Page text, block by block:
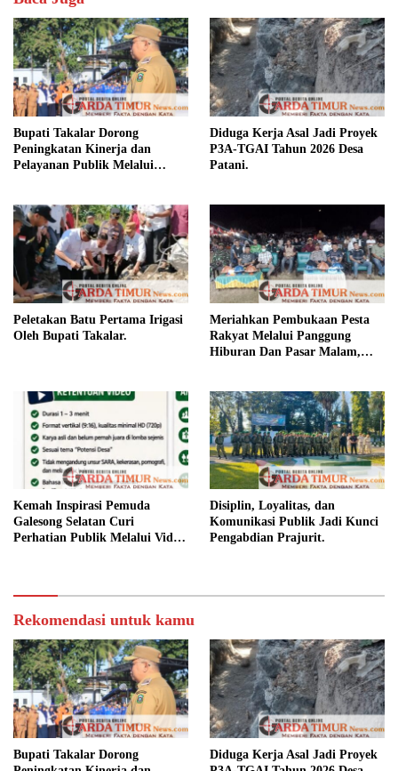
Bupati Takalar Dorong
Peningkatan Kinerja dan
Pelayanan Publik Melalui
Diduga Kerja Asal Jadi Proyek
P3A-TGAI Tahun 2026 Desa
Patani.
Peletakan Batu Pertama Irigasi
Oleh Bupati Takalar.
Meriahkan Pembukaan Pesta
Rakyat Melalui Panggung
Hiburan Dan Pasar Malam,
Kemah Inspirasi Pemuda
Galesong Selatan Curi
Perhatian Publik Melalui Video
Disiplin, Loyalitas, dan
Komunikasi Publik Jadi Kunci
Pengabdian Prajurit.
Rekomendasi untuk kamu
Bupati Takalar Dorong
Diduga Kerja Asal Jadi Proyek